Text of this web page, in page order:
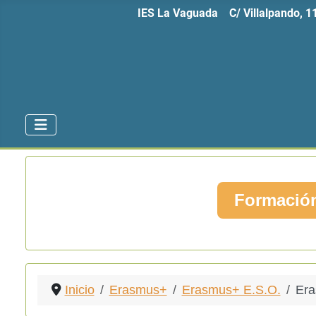
IES La Vaguada C/ Villalpando,
Inicio Erasmus+ Erasmus+ E.S.O.